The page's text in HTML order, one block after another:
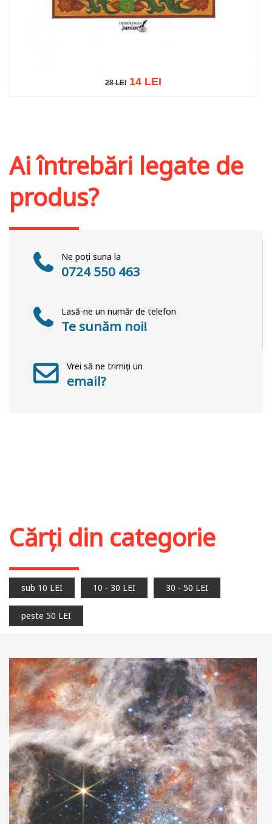
28 LEI
28 LEI14 LEI
Ai întrebări legate de
produs?
Ne poți suna la
0724 550 463
Lasă-ne un număr de telefon
Te sunăm noi!
Vrei să ne trimiți un
email?
Cărți din categorie
sub 10 LEI 10 - 30 LEI 30 - 50 LEI
peste 50 LEI